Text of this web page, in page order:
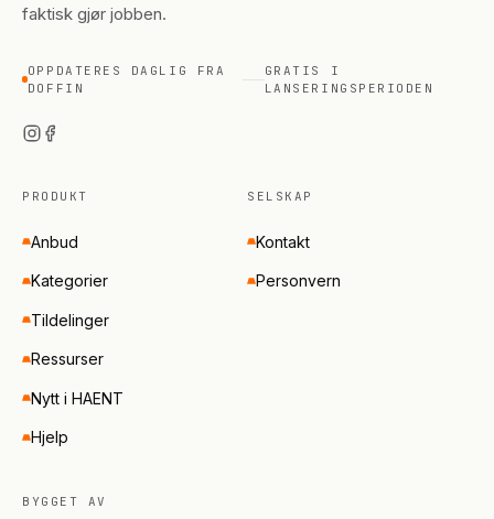
faktisk gjør jobben.
OPPDATERES DAGLIG FRA
DOFFIN
GRATIS I
LANSERINGSPERIODEN
PRODUKT
Anbud
Kategorier
Tildelinger
Ressurser
Nytt i HAENT
Hjelp
SELSKAP
Kontakt
Personvern
BYGGET AV